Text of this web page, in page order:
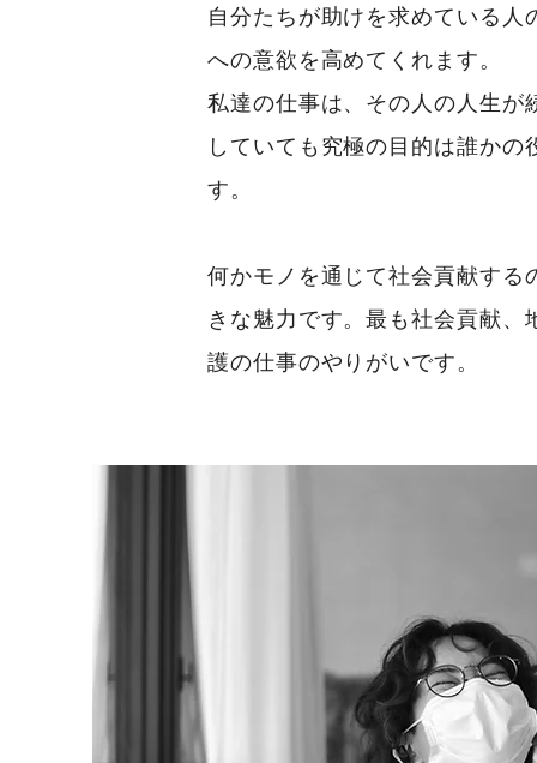
自分たちが助けを求めている
への意欲を高めてくれます。
私達の仕事は、その人の人生
していても究極の目的は誰か
す。
何かモノを通じて社会貢献す
きな魅力です。最も社会貢献
護の仕事のやりがいです。